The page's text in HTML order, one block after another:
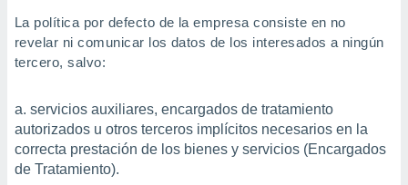
La política por defecto de la empresa consiste en no
revelar ni comunicar los datos de los interesados a ningún
tercero, salvo:
servicios auxiliares, encargados de tratamiento
autorizados u otros terceros implícitos necesarios en la
correcta prestación de los bienes y servicios (Encargados
de Tratamiento).